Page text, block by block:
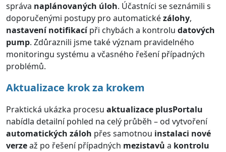
správa naplánovaných úloh. Účastníci se seznámili s
doporučenými postupy pro automatickézálohy,
nastavení notifikacípři chybách a kontrolu datových
pump. Zdůraznili jsme také význam pravidelného
monitoringu systému a včasného řešení případných
problémů.
Aktualizace krok za krokem
Praktická ukázka procesu aktualizace plusPortalu
nabídla detailní pohled na celý průběh – od vytvoření
automatických záloh přes samotnou instalaci nové
verzeaž po řešení případných mezistavů a kontrolu